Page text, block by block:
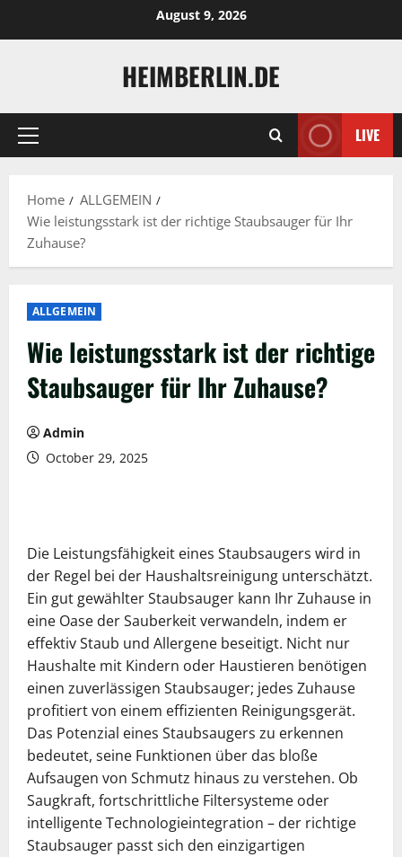
August 9, 2026
HEIMBERLIN.DE
Primary
LIVE
Home
ALLGEMEIN
Wie leistungsstark ist der richtige Staubsauger für Ihr
Zuhause?
ALLGEMEIN
Wie leistungsstark ist der richtige
Staubsauger für Ihr Zuhause?
Admin
October 29, 2025
Die Leistungsfähigkeit eines Staubsaugers wird in
der Regel bei der Haushaltsreinigung unterschätzt.
Ein gut gewählter Staubsauger kann Ihr Zuhause in
eine Oase der Sauberkeit verwandeln, indem er
effektiv Staub und Allergene beseitigt. Nicht nur
Haushalte mit Kindern oder Haustieren benötigen
einen zuverlässigen Staubsauger; jedes Zuhause
profitiert von einem effizienten Reinigungsgerät.
Das Potenzial eines Staubsaugers zu erkennen
bedeutet, seine Funktionen über das bloße
Aufsaugen von Schmutz hinaus zu verstehen. Ob
Saugkraft, fortschrittliche Filtersysteme oder
intelligente Technologieintegration – der richtige
Staubsauger passt sich den einzigartigen